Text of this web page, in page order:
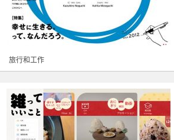
旅行和工作